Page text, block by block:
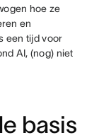
hoe ze
en
een tijd voor
AI, (nog) niet
basis